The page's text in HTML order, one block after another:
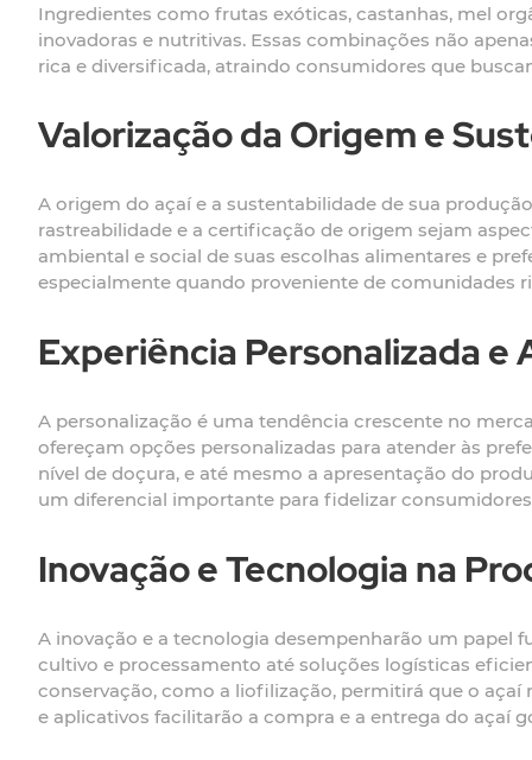
Ingredientes como frutas exóticas, castanhas, mel
inovadoras e nutritivas. Essas combinações não
rica e diversificada, atraindo consumidores que
Valorização da Origem e
A origem do açaí e a sustentabilidade de sua
rastreabilidade e a certificação de origem sejam
ambiental e social de suas escolhas alimentares e
especialmente quando proveniente de comunidades
Experiência Personalizada
A personalização é uma tendência crescente no
ofereçam opções personalizadas para atender às
nível de doçura, e até mesmo a apresentação do
um diferencial importante para fidelizar
Inovação e Tecnologia na
A inovação e a tecnologia desempenharão um papel
cultivo e processamento até soluções logísticas
conservação, como a liofilização, permitirá que o
e aplicativos facilitarão a compra e a entrega do açaí